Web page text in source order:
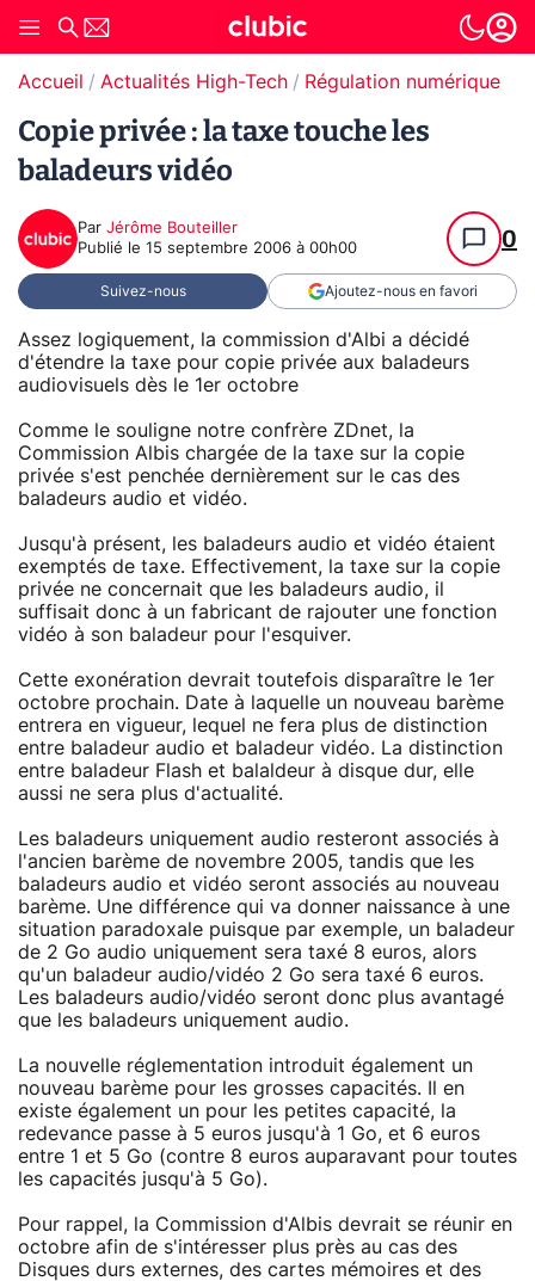
Accueil Actualités High-Tech Régulation numérique
Copie privée : la taxe touche les
baladeurs vidéo
Par Jérôme Bouteiller
Publié le 15 septembre 2006 à 00h00 0
Suivez-nous Ajoutez-nous en favori
Assez logiquement, la commission d'Albi a décidé
d'étendre la taxe pour copie privée aux baladeurs
audiovisuels dès le 1er octobre
Comme le souligne notre confrère ZDnet, la
Commission Albis chargée de la taxe sur la copie
privée s'est penchée dernièrement sur le cas des
baladeurs audio et vidéo.
Jusqu'à présent, les baladeurs audio et vidéo étaient
exemptés de taxe. Effectivement, la taxe sur la copie
privée ne concernait que les baladeurs audio, il
suffisait donc à un fabricant de rajouter une fonction
vidéo à son baladeur pour l'esquiver.
Cette exonération devrait toutefois disparaître le 1er
octobre prochain. Date à laquelle un nouveau barème
entrera en vigueur, lequel ne fera plus de distinction
entre baladeur audio et baladeur vidéo. La distinction
entre baladeur Flash et balaldeur à disque dur, elle
aussi ne sera plus d'actualité.
Les baladeurs uniquement audio resteront associés à
l'ancien barème de novembre 2005, tandis que les
baladeurs audio et vidéo seront associés au nouveau
barème. Une différence qui va donner naissance à une
situation paradoxale puisque par exemple, un baladeur
de 2 Go audio uniquement sera taxé 8 euros, alors
qu'un baladeur audio/vidéo 2 Go sera taxé 6 euros.
Les baladeurs audio/vidéo seront donc plus avantagé
que les baladeurs uniquement audio.
La nouvelle réglementation introduit également un
nouveau barème pour les grosses capacités. Il en
existe également un pour les petites capacité, la
redevance passe à 5 euros jusqu'à 1 Go, et 6 euros
entre 1 et 5 Go (contre 8 euros auparavant pour toutes
les capacités jusqu'à 5 Go).
Pour rappel, la Commission d'Albis devrait se réunir en
octobre afin de s'intéresser plus près au cas des
Disques durs externes, des cartes mémoires et des